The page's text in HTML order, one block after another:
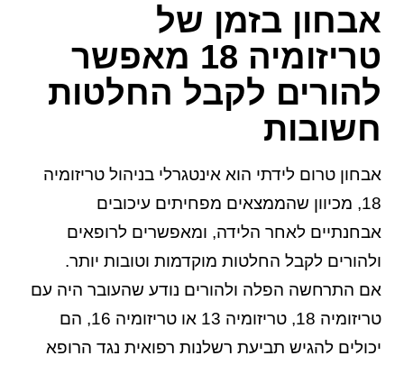
אבחון בזמן של
טריזומיה 18 מאפשר
להורים לקבל החלטות
חשובות
אבחון טרום לידתי הוא אינטגרלי בניהול טריזומיה
18, מכיוון שהממצאים מפחיתים עיכובים
אבחנתיים לאחר הלידה, ומאפשרים לרופאים
ולהורים לקבל החלטות מוקדמות וטובות יותר.
אם התרחשה הפלה ולהורים נודע שהעובר היה עם
טריזומיה 18, טריזומיה 13 או טריזומיה 16, הם
יכולים להגיש תביעת רשלנות רפואית נגד הרופא